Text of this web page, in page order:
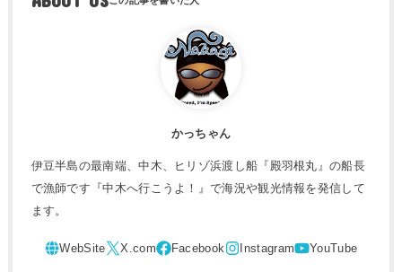
かっちゃん
伊豆半島の最南端、中木、ヒリゾ浜渡し船『殿羽根丸』の船長
で漁師です『中木へ行こうよ！』で海況や観光情報を発信して
ます。